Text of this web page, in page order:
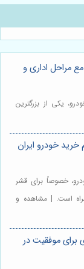
مراحل اداری و
یکی از بزرگترین
خودرو ایران
خصوصاً برای قشر
است. | مشاهده و
برای موفقیت در